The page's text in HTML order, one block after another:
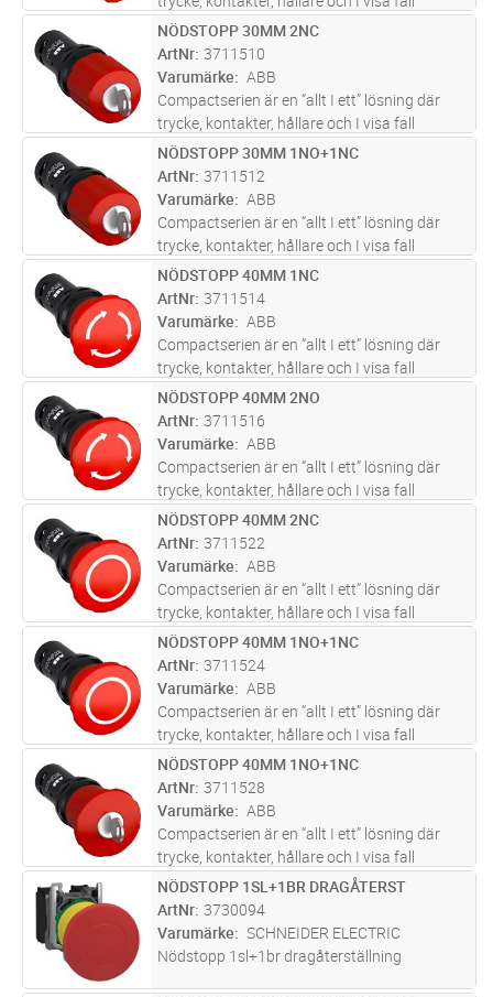
ljuskälla är inkluderade I en enhet.
Compactserein finns i en mängd olika
produkttyper såsom: tryckknappar, si
mer
ST Lägg i kundvagn
NÖDSTOPP 30MM 2NC
ArtNr 3711510
Varumärke
ABB
Compactserien är en “allt I ett” lösning där
trycke, kontakter, hållare och I visa fall
ljuskälla är inkluderade I en enhet.
Compactserein finns i en mängd olika
produkttyper såsom: tryckknappar, si
mer
ST Lägg i kundvagn
NÖDSTOPP 30MM 1NO+1NC
ArtNr 3711512
Varumärke
ABB
Compactserien är en “allt I ett” lösning där
trycke, kontakter, hållare och I visa fall
ljuskälla är inkluderade I en enhet.
Compactserein finns i en mängd olika
produkttyper såsom: tryckknappar, si
mer
ST Lägg i kundvagn
NÖDSTOPP 40MM 1NC
ArtNr 3711514
Varumärke
ABB
Compactserien är en “allt I ett” lösning där
trycke, kontakter, hållare och I visa fall
ljuskälla är inkluderade I en enhet.
Compactserein finns i en mängd olika
produkttyper såsom: tryckknappar, si
mer
ST Lägg i kundvagn
NÖDSTOPP 40MM 2NO
ArtNr 3711516
Varumärke
ABB
Compactserien är en “allt I ett” lösning där
trycke, kontakter, hållare och I visa fall
ljuskälla är inkluderade I en enhet.
Compactserein finns i en mängd olika
produkttyper såsom: tryckknappar, si
mer
ST Lägg i kundvagn
NÖDSTOPP 40MM 2NC
ArtNr 3711522
Varumärke
ABB
Compactserien är en “allt I ett” lösning där
trycke, kontakter, hållare och I visa fall
ljuskälla är inkluderade I en enhet.
Compactserein finns i en mängd olika
produkttyper såsom: tryckknappar, si
mer
ST Lägg i kundvagn
NÖDSTOPP 40MM 1NO+1NC
ArtNr 3711524
Varumärke
ABB
Compactserien är en “allt I ett” lösning där
trycke, kontakter, hållare och I visa fall
ljuskälla är inkluderade I en enhet.
Compactserein finns i en mängd olika
produkttyper såsom: tryckknappar, si
mer
ST Lägg i kundvagn
NÖDSTOPP 40MM 1NO+1NC
ArtNr 3711528
Varumärke
ABB
Compactserien är en “allt I ett” lösning där
trycke, kontakter, hållare och I visa fall
ljuskälla är inkluderade I en enhet.
Compactserein finns i en mängd olika
produkttyper såsom: tryckknappar, si
mer
ST Lägg i kundvagn
NÖDSTOPP 1SL+1BR DRAGÅTERST
ArtNr 3730094
Varumärke
SCHNEIDER ELECTRIC
Nödstopp 1sl+1br dragåterställning